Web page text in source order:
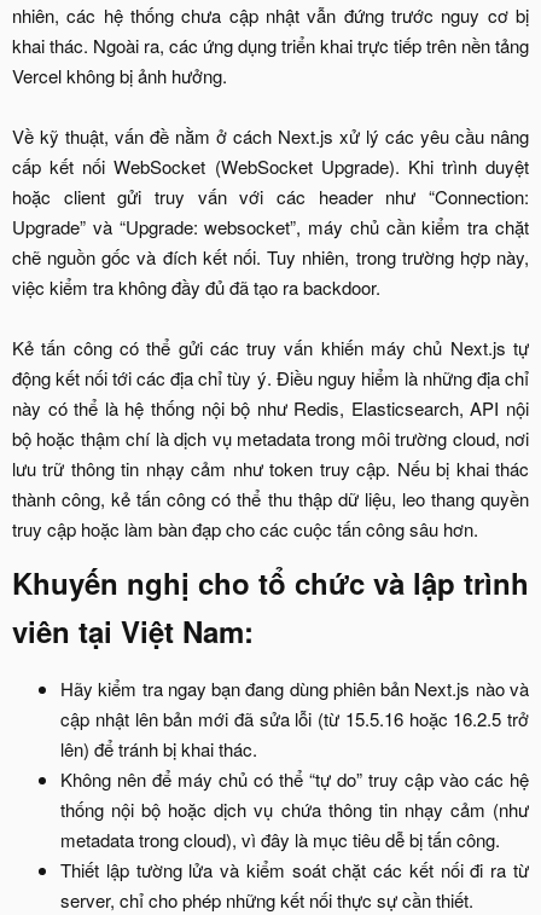
nhiên, các hệ thống chưa cập nhật vẫn đứng trước nguy cơ bị
khai thác. Ngoài ra, các ứng dụng triển khai trực tiếp trên nền tảng
Vercel không bị ảnh hưởng.
Về kỹ thuật, vấn đề nằm ở cách Next.js xử lý các yêu cầu nâng
cấp kết nối WebSocket (WebSocket Upgrade). Khi trình duyệt
hoặc client gửi truy vấn với các header như “Connection:
Upgrade” và “Upgrade: websocket”, máy chủ cần kiểm tra chặt
chẽ nguồn gốc và đích kết nối. Tuy nhiên, trong trường hợp này,
việc kiểm tra không đầy đủ đã tạo ra backdoor.
Kẻ tấn công có thể gửi các truy vấn khiến máy chủ Next.js tự
động kết nối tới các địa chỉ tùy ý. Điều nguy hiểm là những địa chỉ
này có thể là hệ thống nội bộ như Redis, Elasticsearch, API nội
bộ hoặc thậm chí là dịch vụ metadata trong môi trường cloud, nơi
lưu trữ thông tin nhạy cảm như token truy cập. Nếu bị khai thác
thành công, kẻ tấn công có thể thu thập dữ liệu, leo thang quyền
truy cập hoặc làm bàn đạp cho các cuộc tấn công sâu hơn.​
Khuyến nghị cho tổ chức và lập trình
viên tại Việt Nam:
Hãy kiểm tra ngay bạn đang dùng phiên bản Next.js nào và
cập nhật lên bản mới đã sửa lỗi (từ 15.5.16 hoặc 16.2.5 trở
lên) để tránh bị khai thác.​
Không nên để máy chủ có thể “tự do” truy cập vào các hệ
thống nội bộ hoặc dịch vụ chứa thông tin nhạy cảm (như
metadata trong cloud), vì đây là mục tiêu dễ bị tấn công.​
Thiết lập tường lửa và kiểm soát chặt các kết nối đi ra từ
server, chỉ cho phép những kết nối thực sự cần thiết.​